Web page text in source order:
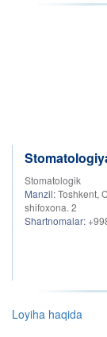
Stomatologik
Manzil:Toshkent,
shifoxona. 2
Shartnomalar:
Loyiha haqida